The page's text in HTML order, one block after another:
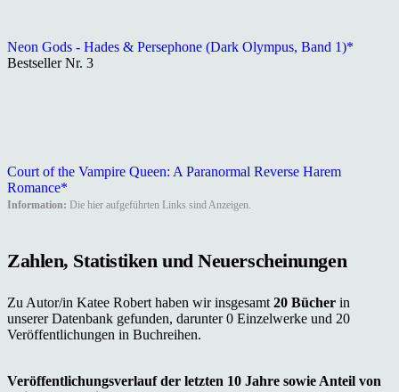
Neon Gods - Hades & Persephone (Dark Olympus, Band 1)*
Bestseller Nr. 3
Court of the Vampire Queen: A Paranormal Reverse Harem
Romance*
Information: Die hier aufgeführten Links sind Anzeigen.
Zahlen, Statistiken und Neuerscheinungen
Zu Autor/in Katee Robert haben wir insgesamt 20 Bücher in
unserer Datenbank gefunden, darunter 0 Einzelwerke und 20
Veröffentlichungen in Buchreihen.
Veröffentlichungsverlauf der letzten 10 Jahre sowie Anteil von